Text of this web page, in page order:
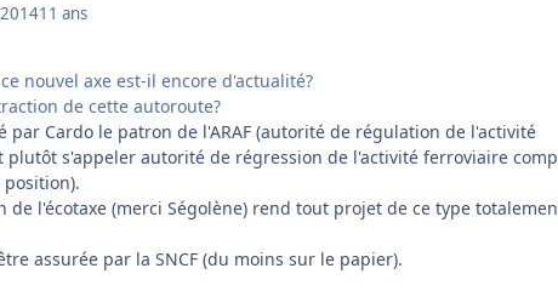
11 ans
nouvel axe est-il encore d'actualité?
de cette autoroute?
par Cardo le patron de l'ARAF (autorité de régulation de l'activité
s'appeler autorité de régression de l'activité ferroviaire
de l'écotaxe (merci Ségolène) rend tout projet de ce type
assurée par la SNCF (du moins sur le papier).